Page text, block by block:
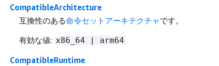
CompatibleArchitecture
互換性のある命令セットアーキテクチャです。
有効な値: x86_64 | arm64
CompatibleRuntime